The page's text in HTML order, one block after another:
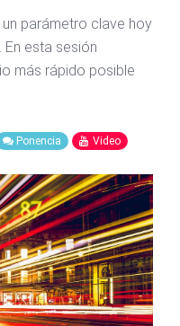
parámetro clave hoy
En esta sesión
más rápido posible
Ponencia Video